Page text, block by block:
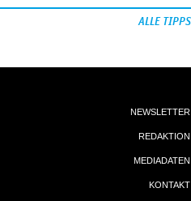
ALLE TIPPS
NEWSLETTER
REDAKTION
MEDIADATEN
KONTAKT